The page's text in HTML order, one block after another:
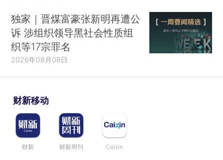
独家｜晋煤富豪张新明再遭公
诉 涉组织领导黑社会性质组
织等17宗罪名
2026年08月08日
财新移动
财新 财新周刊 Caixin